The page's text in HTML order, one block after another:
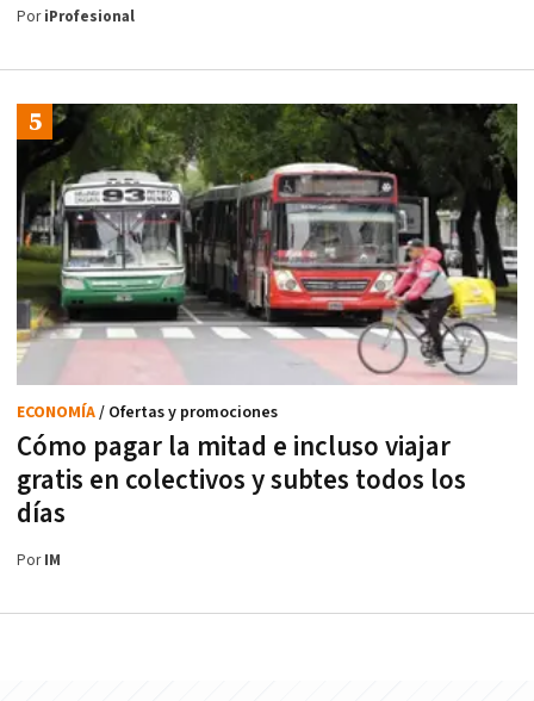
PoriProfesional
Cómo pagar la mitad e incluso viajar
gratis en colectivos y subtes todos los
días
ECONOMÍA/ Ofertas y promociones
PorIM